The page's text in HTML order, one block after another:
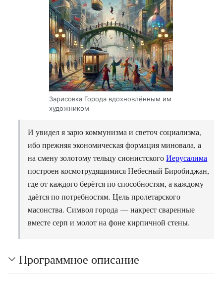
Зарисовка Города вдохновлённым им
художником
И увидел я зарю коммунизма и светоч социализма,
ибо прежняя экономическая формация миновала, а
на смену золотому тельцу сионистскогоИерусалима
построен космотрудящимися Небесный Биробиджан,
где от каждого берётся по способностям, а каждому
даётся по потребностям. Цель пролетарского
масонства. Символ города — накрест сваренные
вместе серп и молот на фоне кирпичной стены.
Программное описание